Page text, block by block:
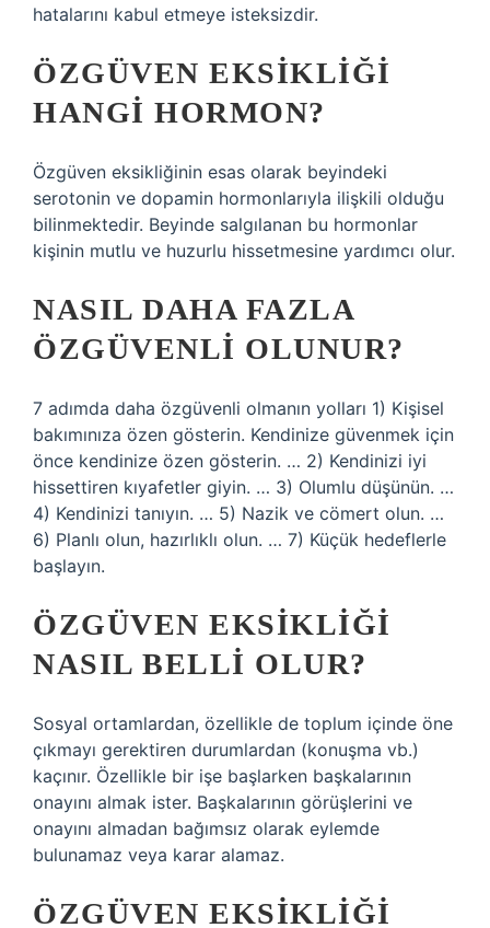
hatalarını kabul etmeye isteksizdir.
ÖZGÜVEN EKSIKLIĞI
HANGI HORMON?
Özgüven eksikliğinin esas olarak beyindeki
serotonin ve dopamin hormonlarıyla ilişkili olduğu
bilinmektedir. Beyinde salgılanan bu hormonlar
kişinin mutlu ve huzurlu hissetmesine yardımcı olur.
NASIL DAHA FAZLA
ÖZGÜVENLI OLUNUR?
7 adımda daha özgüvenli olmanın yolları 1) Kişisel
bakımınıza özen gösterin. Kendinize güvenmek için
önce kendinize özen gösterin. … 2) Kendinizi iyi
hissettiren kıyafetler giyin. … 3) Olumlu düşünün. …
4) Kendinizi tanıyın. … 5) Nazik ve cömert olun. …
6) Planlı olun, hazırlıklı olun. … 7) Küçük hedeflerle
başlayın.
ÖZGÜVEN EKSIKLIĞI
NASIL BELLI OLUR?
Sosyal ortamlardan, özellikle de toplum içinde öne
çıkmayı gerektiren durumlardan (konuşma vb.)
kaçınır. Özellikle bir işe başlarken başkalarının
onayını almak ister. Başkalarının görüşlerini ve
onayını almadan bağımsız olarak eylemde
bulunamaz veya karar alamaz.
ÖZGÜVEN EKSIKLIĞI